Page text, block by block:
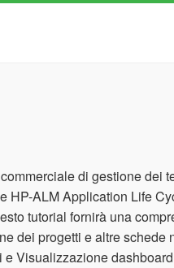
di gestione
HP-ALM Application Life
tutorial fornirà una
dei progetti e altre
e Visualizzazione